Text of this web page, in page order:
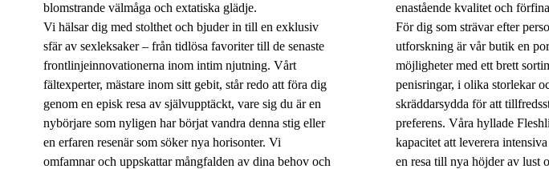
blomstrande välmåga och extatiska glädje.
Vi hälsar dig med stolthet och bjuder in till en exklusiv
sfär av sexleksaker – från tidlösa favoriter till de senaste
frontlinjeinnovationerna inom intim njutning. Vårt
fältexperter, mästare inom sitt gebit, står redo att föra dig
genom en episk resa av självupptäckt, vare sig du är en
nybörjare som nyligen har börjat vandra denna stig eller
en erfaren resenär som söker nya horisonter. Vi
omfamnar och uppskattar mångfalden av dina behov och
enastående kvalitet och
För dig som strävar efter
utforskning är vår butik en
möjligheter med ett brett
penisringar, i olika storlekar
skräddarsydda för att
preferens. Våra hyllade
kapacitet att leverera
en resa till nya höjder av lust